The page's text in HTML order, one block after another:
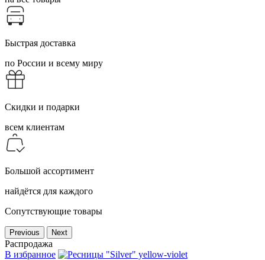
Быстрая доставка
по России и всему миру
Скидки и подарки
всем клиентам
Большой ассортимент
найдётся для каждого
Сопутствующие товары
Previous Next
Распродажа
В избранное